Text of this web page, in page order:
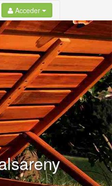
Acceder